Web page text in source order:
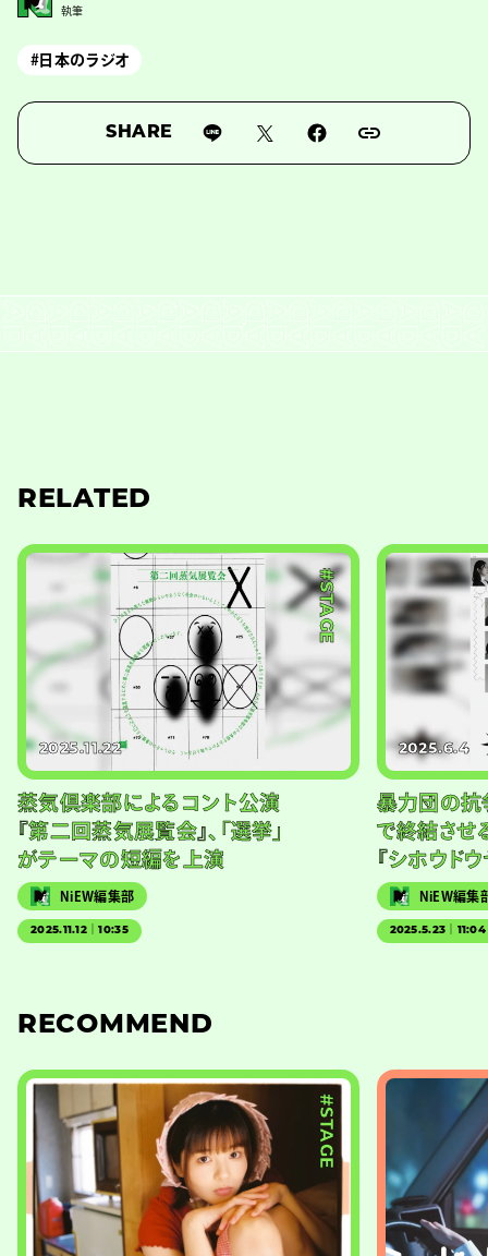
執筆
#日本のラジオ
SHARE
RELATED
#STAGE
2025.11.22
蒸気倶楽部によるコント公演
『第二回蒸気展覧会』、「選挙」
がテーマの短編を上演
NiEW編集部
2025.11.12｜10:35
2025.6.4
暴力団の抗
で終結させ
『シホウドウ
NiEW編集
2025.5.23｜11:04
RECOMMEND
#STAGE